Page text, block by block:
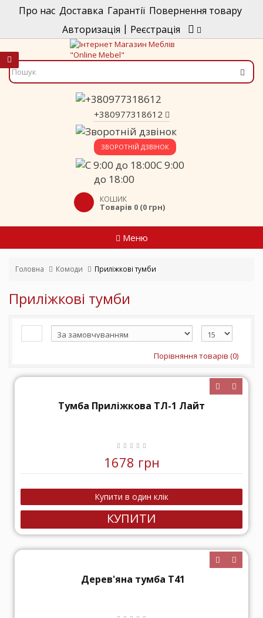
Про нас Доставка Гарантії Повернення товару
Авторизація | Реєстрація
+380977318612
ЗВОРОТНІЙ ДЗВІНОК
C 9:00
до 18:00
КОШИК
Товарів 0 (0 грн)
Меню
Головна Комоди Приліжкові тумби
Приліжкові тумби
Порівняння товарів (0)
Тумба Приліжкова ТЛ-1 Лайт
1678 грн
КУПИТИ
Дерев'яна тумба Т41